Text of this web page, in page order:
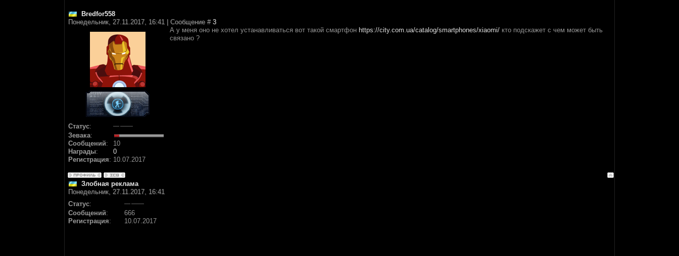
Bredfor558
Понедельник, 27.11.2017, 16:41 | Сообщение # 3
Статус:
Зевака:
Сообщений:
10
Награды:
0
Регистрация: 10.07.2017
А у меня оно не хотел устанавливаться вот такой смартфон https://city.com.ua/catalog/smartphones/xiaomi/ кто подскажет с чем может быть
связано ?
Злобная реклама
Понедельник, 27.11.2017, 16:41
Статус:
Сообщений:
666
Регистрация: 10.07.2017